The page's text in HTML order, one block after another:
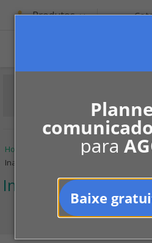
para
Baixe
Produtos
Home Notícias
Inadimplência em condomínios
Inadimplência